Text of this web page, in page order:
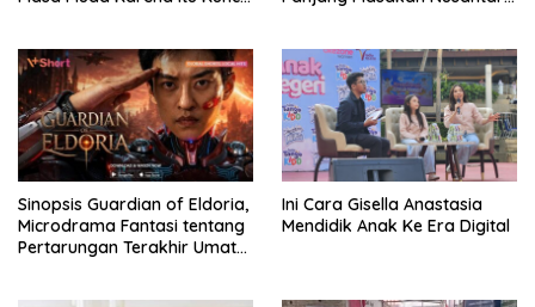
Dua
Sinopsis Guardian of Eldoria,
Microdrama Fantasi tentang
Pertarungan Terakhir Umat
Ini Cara Gisella Anastasia
Mendidik Anak Ke Era Digital